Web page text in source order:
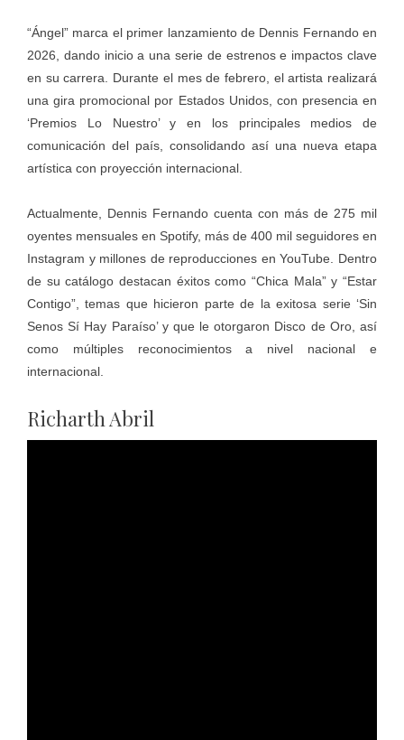
“Ángel” marca el primer lanzamiento de Dennis Fernando en
2026, dando inicio a una serie de estrenos e impactos clave
en su carrera. Durante el mes de febrero, el artista realizará
una gira promocional por Estados Unidos, con presencia en
‘Premios Lo Nuestro’ y en los principales medios de
comunicación del país, consolidando así una nueva etapa
artística con proyección internacional.
Actualmente, Dennis Fernando cuenta con más de 275 mil
oyentes mensuales en Spotify, más de 400 mil seguidores en
Instagram y millones de reproducciones en YouTube. Dentro
de su catálogo destacan éxitos como “Chica Mala” y “Estar
Contigo”, temas que hicieron parte de la exitosa serie ‘Sin
Senos Sí Hay Paraíso’ y que le otorgaron Disco de Oro, así
como múltiples reconocimientos a nivel nacional e
internacional.
Richarth Abril